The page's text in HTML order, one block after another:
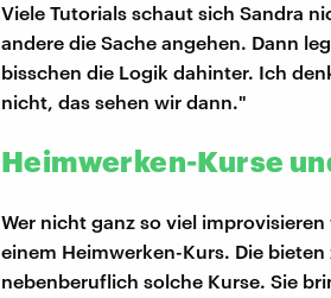
Viele Tutorials schaut sich Sandra
andere die Sache angehen. Dann
bisschen die Logik dahinter. Ich
nicht, das sehen wir dann."
Heimwerken-Kurse
Wer nicht ganz so viel
einem Heimwerken-Kurs. Die
nebenberuflich solche Kurse. Sie